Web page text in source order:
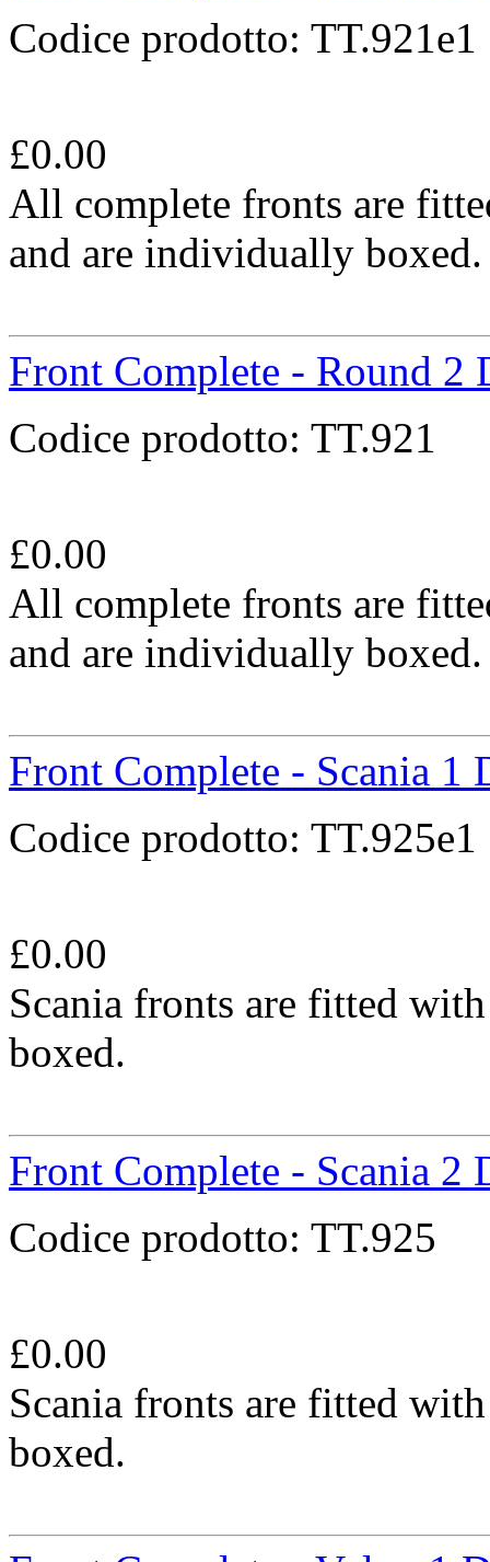
Codice prodotto: TT.921e1
£0.00
All complete fronts are
and are individually boxed.
Front Complete - Round 2
Codice prodotto: TT.921
£0.00
All complete fronts are
and are individually boxed.
Front Complete - Scania 1
Codice prodotto: TT.925e1
£0.00
Scania fronts are fitted
boxed.
Front Complete - Scania 2
Codice prodotto: TT.925
£0.00
Scania fronts are fitted
boxed.